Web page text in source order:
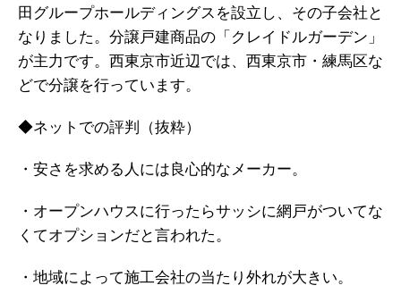
田グループホールディングスを設立し、その子会社と
なりました。分譲戸建商品の「クレイドルガーデン」
が主力です。西東京市近辺では、西東京市・練馬区な
どで分譲を行っています。
◆ネットでの評判（抜粋）
・安さを求める人には良心的なメーカー。
・オープンハウスに行ったらサッシに網戸がついてな
くてオプションだと言われた。
・地域によって施工会社の当たり外れが大きい。